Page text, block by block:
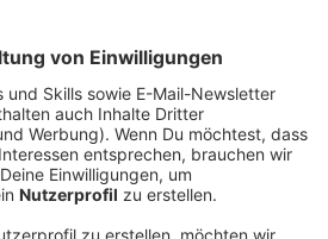
Archäologe Rustem Wagner
bis zu 125.000 Jahre alten
"Der Erhaltungszustand ist
Geoarchäologe Philipp
für Bodendenkmalpflege in
schweren Objekt
Backenzahn eines Mammuts.